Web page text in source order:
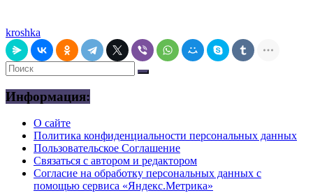
kroshka
Информация:
О сайте
Политика конфиденциальности персональных данных
Пользовательское Соглашение
Связаться с автором и редактором
Согласие на обработку персональных данных с
помощью сервиса «Яндекс.Метрика»